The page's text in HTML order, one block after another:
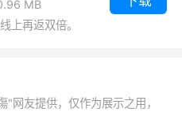
局
分数超乎你的想象
排行和全球玩家总
挑战
MB
上再返双倍。
网友提供，仅作为展示之用，